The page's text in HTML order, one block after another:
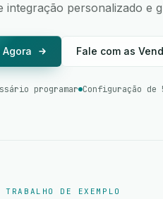
integração personalizado e
Agora Fale com as
programar Configuração de
TRABALHO DE EXEMPLO